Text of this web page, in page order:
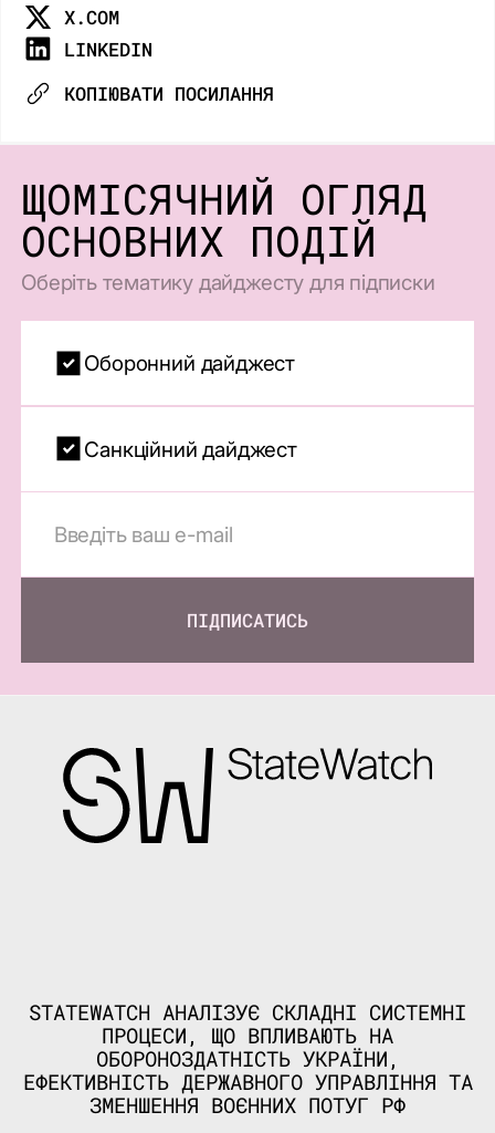
X.COM
LINKEDIN
КОПІЮВАТИ ПОСИЛАННЯ
ЩОМІСЯЧНИЙ ОГЛЯД
ОСНОВНИХ ПОДІЙ
Оберіть тематику дайджесту для підписки
Оборонний дайджест
Санкційний дайджест
ПІДПИСАТИСЬ
STATEWATCH АНАЛІЗУЄ СКЛАДНІ СИСТЕМНІ
ПРОЦЕСИ, ЩО ВПЛИВАЮТЬ НА
ОБОРОНОЗДАТНІСТЬ УКРАЇНИ,
ЕФЕКТИВНІСТЬ ДЕРЖАВНОГО УПРАВЛІННЯ ТА
ЗМЕНШЕННЯ ВОЄННИХ ПОТУГ РФ